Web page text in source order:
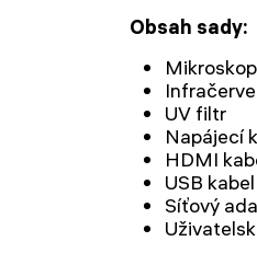
Obsah sady:
UV filtr
Napájecí
HDMI
USB kabel
Síťový